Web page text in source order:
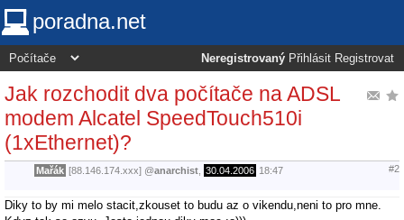
poradna.net
Neregistrovaný Přihlásit Registrovat
Jak rozchodit dva počítače na ADSL
modem Alcatel SpeedTouch510i
(1xEthernet)?
Mařák [88.146.174.xxx] @anarchist 30.04.2006 18:47 #2
Diky to by mi melo stacit,zkouset to budu az o vikendu,neni to pro mne.